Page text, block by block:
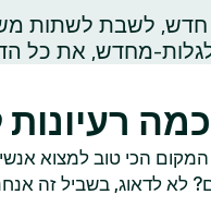
לשבת לשתות
הכי טוב למצוא
לדאוג, בשביל זה